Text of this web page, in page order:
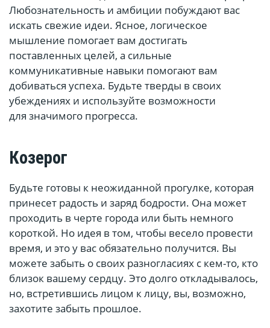
Любознательность и амбиции побуждают вас
искать свежие идеи. Ясное, логическое
мышление помогает вам достигать
поставленных целей, а сильные
коммуникативные навыки помогают вам
добиваться успеха. Будьте тверды в своих
убеждениях и используйте возможности
для значимого прогресса.
Козерог
Будьте готовы к неожиданной прогулке, которая
принесет радость и заряд бодрости. Она может
проходить в черте города или быть немного
короткой. Но идея в том, чтобы весело провести
время, и это у вас обязательно получится. Вы
можете забыть о своих разногласиях с кем-то, кто
близок вашему сердцу. Это долго откладывалось,
но, встретившись лицом к лицу, вы, возможно,
захотите забыть прошлое.